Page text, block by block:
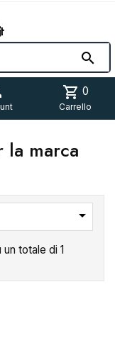

shopping_cart 0
Carrello
marca

totale di 1